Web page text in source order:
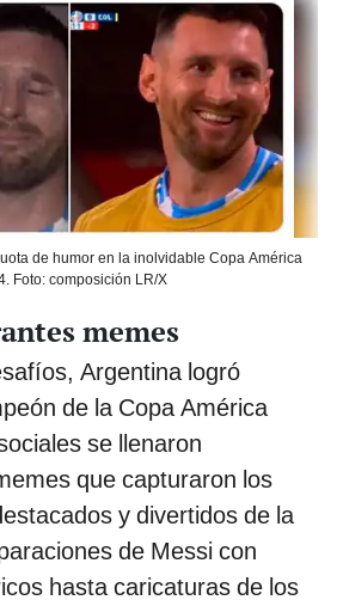
de humor en la inolvidable Copa América
Foto: composición LR/X
memes
Argentina logró
de la Copa América
se llenaron
que capturaron los
y divertidos de la
de Messi con
hasta caricaturas de los